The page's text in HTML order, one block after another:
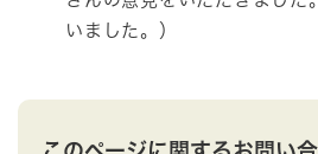
いました。）